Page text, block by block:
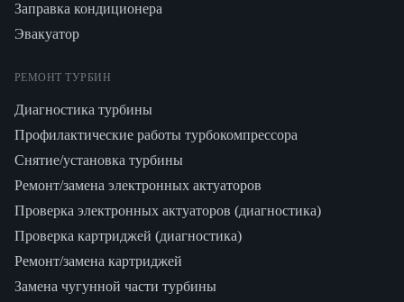
Заправка кондиционера
Эвакуатор
РЕМОНТ ТУРБИН
Диагностика турбины
Профилактические работы турбокомпрессора
Снятие/установка турбины
Ремонт/замена электронных актуаторов
Проверка электронных актуаторов (диагностика)
Проверка картриджей (диагностика)
Ремонт/замена картриджей
Замена чугунной части турбины